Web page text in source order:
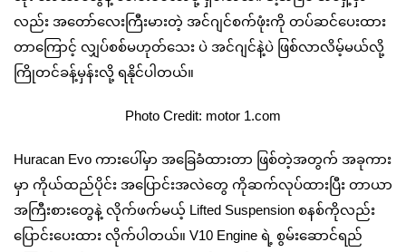
လည်း အတော်လေးကြီးမားတဲ့ အင်ဂျင်စက်ဖုံးကို တပ်ဆင်ပေးထား
တာကြောင့် လျှပ်စစ်မဟုတ်သေး ပဲ အင်ဂျင်နဲ့ပဲ ဖြစ်လာလိမ့်မယ်လို့
ကြိုတင်ခန့်မှန်းလို့ ရနိုင်ပါတယ်။
Photo Credit: motor 1.com
Huracan Evo ကားပေါ်မှာ အခြေခံထားတာ ဖြစ်တဲ့အတွက် အခုကား
မှာ ကိုယ်ထည်ပိုင်း အပြောင်းအလဲတွေ ကိုဆက်လုပ်ထားပြီး တာယာ
အကြီးစားတွေနဲ့ လိုက်ဖက်မယ့် Lifted Suspension စနစ်ကိုလည်း
ပြောင်းပေးထား လိုက်ပါတယ်။ V10 Engine ရဲ့ စွမ်းဆောင်ရည်